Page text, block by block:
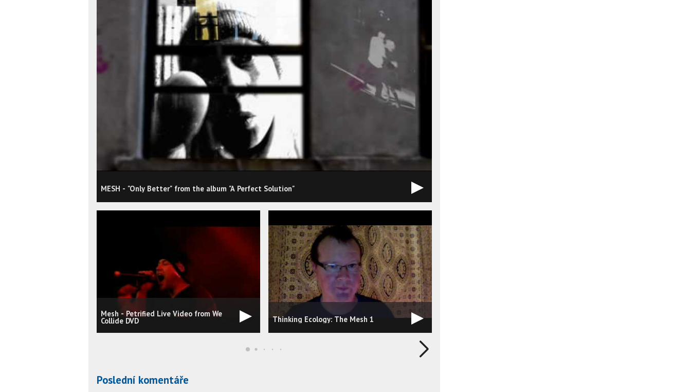
MESH - "Only Better" from the album "A Perfect Solution"
Mesh - Petrified Live Video from We
Collide DVD Thinking Ecology: The Mesh 1
Poslední komentáře